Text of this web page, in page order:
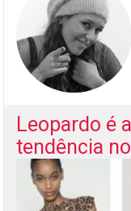
Leopardo é
tendência